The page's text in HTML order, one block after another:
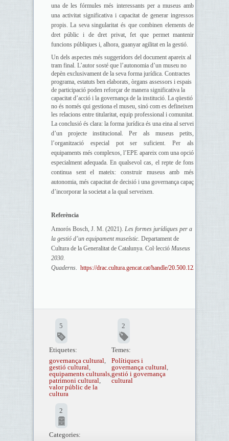
una de les fórmules més interessants per a museus amb
una activitat significativa i capacitat de generar ingressos
propis. La seva singularitat és que combinen elements de
dret públic i de dret privat, fet que permet mantenir
funcions públiques i, alhora, guanyar agilitat en la gestió.
Un dels aspectes més suggeridors del document apareix al
tram final. L’autor sosté que l’autonomia d’un museu no
depèn exclusivament de la seva forma jurídica. Contractes
programa, estatuts ben elaborats, òrgans assessors i espais
de participació poden reforçar de manera significativa la
capacitat d’acció i la governança de la institució. La qüestió
no és només qui gestiona el museu, sinó com es defineixen
les relacions entre titularitat, equip professional i comunitat.
La conclusió és clara: la forma jurídica és una eina al servei
d’un projecte institucional. Per als museus petits,
l’organització especial pot ser suficient. Per als
equipaments més complexos, l’EPE apareix com una opció
especialment adequada. En qualsevol cas, el repte de fons
continua sent el mateix: construir museus amb més
autonomia, més capacitat de decisió i una governança capaç
d’incorporar la societat a la qual serveixen.
Referència
Amorós Bosch, J. M. (2021). Les formes jurídiques per a
la gestió d’un equipament museístic. Departament de
Cultura de la Generalitat de Catalunya. Col·lecció Museus
2030.
Quaderns. https://drac.cultura.gencat.cat/handle/20.500.12368/31054
5
Etiquetes:
governança cultural,
gestió cultural,
equipaments culturals,
patrimoni cultural,
valor públic de la
cultura
2
Temes:
Polítiques i
governança cultural,
gestió i governança
cultural
2
Categories: